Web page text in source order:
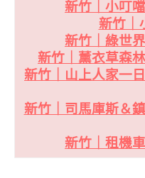
新竹｜小叮
新竹｜
新竹｜綠世
新竹｜薰衣草森
新竹｜山上人家一
新竹｜司馬庫斯＆
新竹｜租機